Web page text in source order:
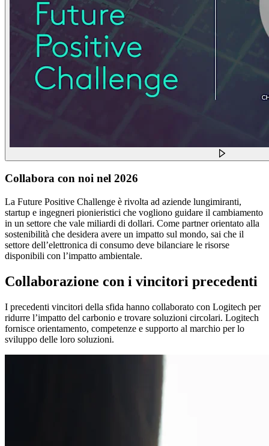
Collabora con noi nel 2026
La Future Positive Challenge è rivolta ad aziende lungimiranti,
startup e ingegneri pionieristici che vogliono guidare il cambiamento
in un settore che vale miliardi di dollari. Come partner orientato alla
sostenibilità che desidera avere un impatto sul mondo, sai che il
settore dell’elettronica di consumo deve bilanciare le risorse
disponibili con l’impatto ambientale.
Collaborazione con i vincitori precedenti
I precedenti vincitori della sfida hanno collaborato con Logitech per
ridurre l’impatto del carbonio e trovare soluzioni circolari. Logitech
fornisce orientamento, competenze e supporto al marchio per lo
sviluppo delle loro soluzioni.